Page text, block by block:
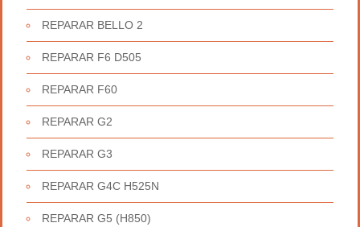
REPARAR BELLO 2
REPARAR F6 D505
REPARAR F60
REPARAR G2
REPARAR G3
REPARAR G4C H525N
REPARAR G5 (H850)